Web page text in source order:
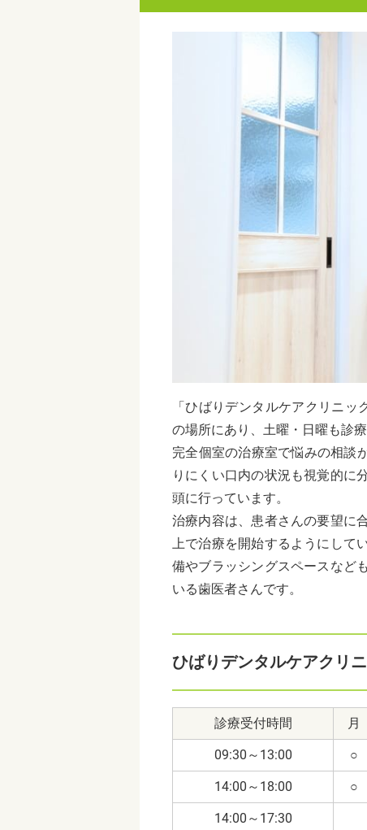
「ひばりデンタルケアクリニ
の場所にあり、土曜・日曜も診療
完全個室の治療室で悩みの相談
りにくい口内の状況も視覚的に
頭に行っています。
治療内容は、患者さんの要望に
上で治療を開始するようにして
備やブラッシングスペースなど
いる歯医者さんです。
ひばりデンタルケアクリ
診療受付時間 月
09:30～13:00 ○
14:00～18:00 ○
14:00～17:30